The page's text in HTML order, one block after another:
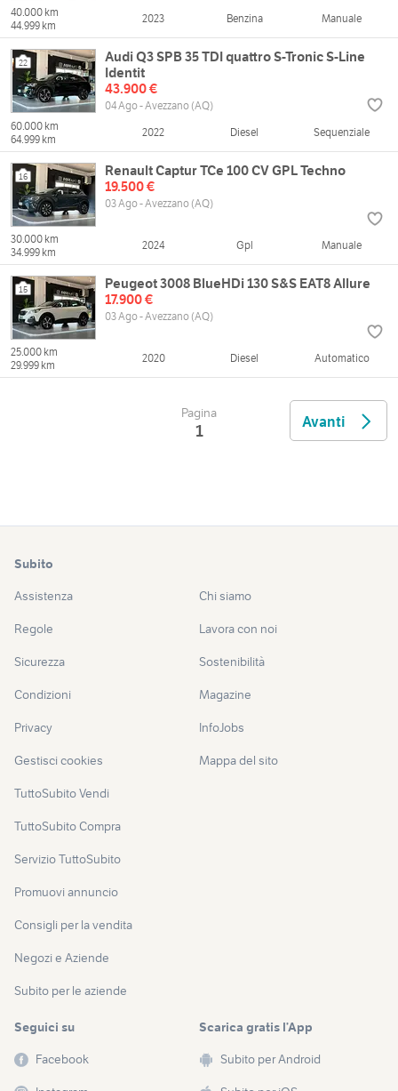
40.000 km
44.999 km
2023 Benzina Manuale
22
Audi Q3 SPB 35 TDI quattro S-Tronic S-Line
Identit
43.900 €
04 Ago - Avezzano (AQ)
60.000 km
64.999 km
2022 Diesel Sequenziale
16
Renault Captur TCe 100 CV GPL Techno
19.500 €
03 Ago - Avezzano (AQ)
30.000 km
34.999 km
2024 Gpl Manuale
15
Peugeot 3008 BlueHDi 130 S&S EAT8 Allure
17.900 €
03 Ago - Avezzano (AQ)
25.000 km
29.999 km
2020 Diesel Automatico
Pagina
1 Avanti
Subito
Assistenza
Regole
Sicurezza
Condizioni
Privacy
Gestisci cookies
TuttoSubito Vendi
TuttoSubito Compra
Servizio TuttoSubito
Promuovi annuncio
Consigli per la vendita
Negozi e Aziende
Subito per le aziende
Chi siamo
Lavora con noi
Sostenibilità
Magazine
InfoJobs
Mappa del sito
Seguici su
Facebook
Scarica gratis l’App
Subito per Android